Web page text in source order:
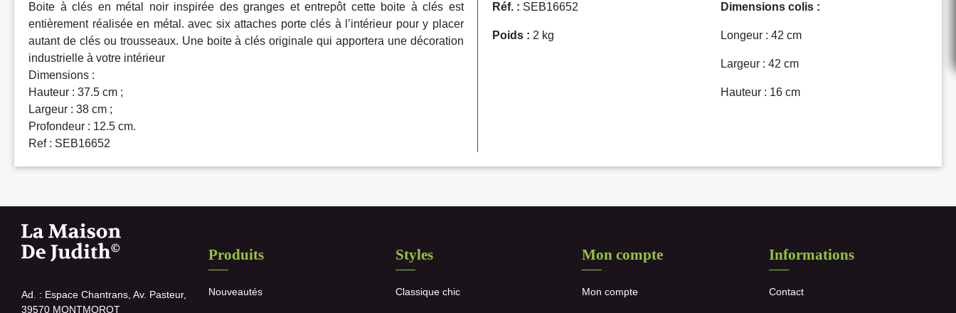
Boite à clés en métal noir inspirée des granges et entrepôt cette boite à clés est
entièrement réalisée en métal. avec six attaches porte clés à l’intérieur pour y placer
autant de clés ou trousseaux. Une boite à clés originale qui apportera une décoration
industrielle à votre intérieur
Dimensions :
Hauteur : 37.5 cm ;
Largeur : 38 cm ;
Profondeur : 12.5 cm.
Ref : SEB16652
Réf. : SEB16652
Poids : 2 kg
Dimensions colis :
Longeur : 42 cm
Largeur : 42 cm
Hauteur : 16 cm
Ad. : Espace Chantrans, Av. Pasteur,
39570 MONTMOROT
Produits
Nouveautés
Styles
Classique chic
Mon compte
Mon compte
Informations
Contact